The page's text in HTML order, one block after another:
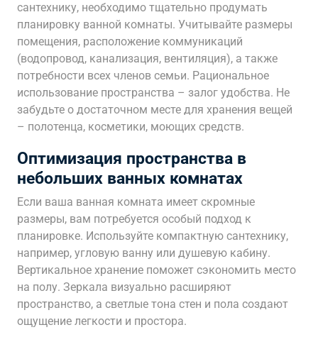
сантехнику, необходимо тщательно продумать
планировку ванной комнаты. Учитывайте размеры
помещения, расположение коммуникаций
(водопровод, канализация, вентиляция), а также
потребности всех членов семьи. Рациональное
использование пространства – залог удобства. Не
забудьте о достаточном месте для хранения вещей
– полотенца, косметики, моющих средств.
Оптимизация пространства в
небольших ванных комнатах
Если ваша ванная комната имеет скромные
размеры, вам потребуется особый подход к
планировке. Используйте компактную сантехнику,
например, угловую ванну или душевую кабину.
Вертикальное хранение поможет сэкономить место
на полу. Зеркала визуально расширяют
пространство, а светлые тона стен и пола создают
ощущение легкости и простора.